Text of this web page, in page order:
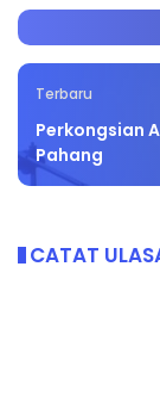
Terbaru
Perkongsian
Pahang
CATAT